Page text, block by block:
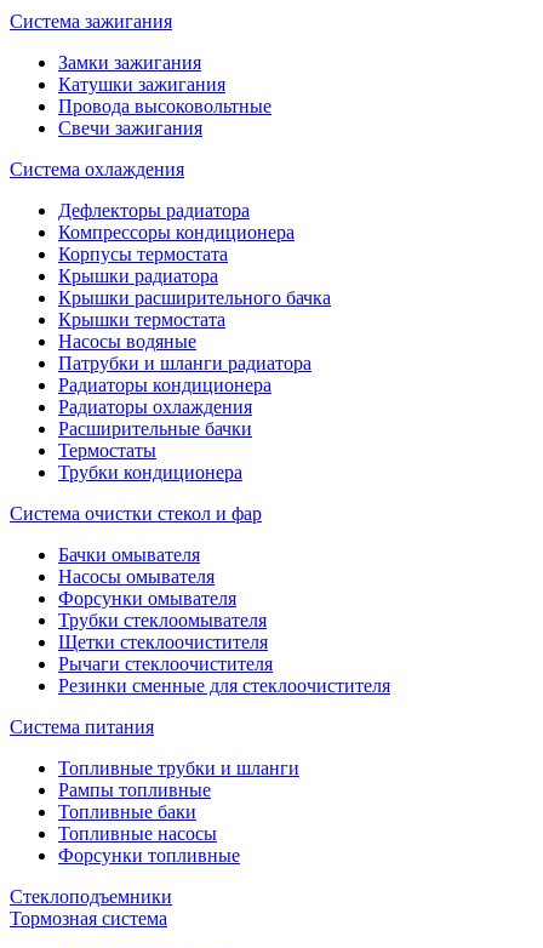
Система зажигания
Замки зажигания
Катушки зажигания
Провода высоковольтные
Свечи зажигания
Система охлаждения
Дефлекторы радиатора
Компрессоры кондиционера
Корпусы термостата
Крышки радиатора
Крышки расширительного бачка
Крышки термостата
Насосы водяные
Патрубки и шланги радиатора
Радиаторы кондиционера
Радиаторы охлаждения
Расширительные бачки
Термостаты
Трубки кондиционера
Система очистки стекол и фар
Бачки омывателя
Насосы омывателя
Форсунки омывателя
Трубки стеклоомывателя
Щетки стеклоочистителя
Рычаги стеклоочистителя
Резинки сменные для стеклоочистителя
Система питания
Топливные трубки и шланги
Рампы топливные
Топливные баки
Топливные насосы
Форсунки топливные
Стеклоподъемники
Тормозная система